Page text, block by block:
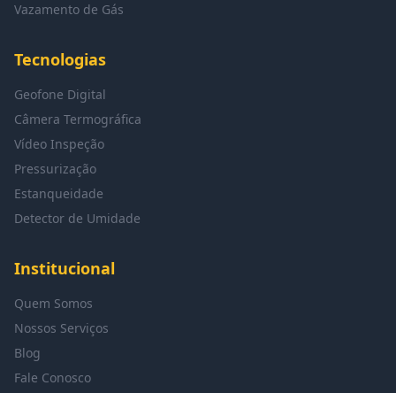
Vazamento de Gás
Tecnologias
Geofone Digital
Câmera Termográfica
Vídeo Inspeção
Pressurização
Estanqueidade
Detector de Umidade
Institucional
Quem Somos
Nossos Serviços
Blog
Fale Conosco